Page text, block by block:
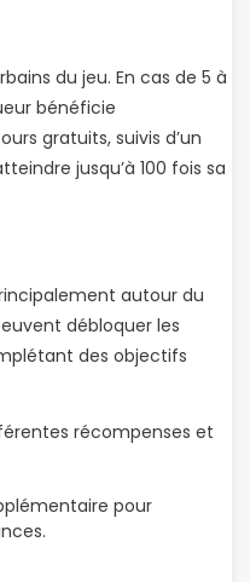
du jeu. En cas de 5 à
bénéficie
gratuits, suivis d’un
jusqu’à 100 fois sa
autour du
débloquer les
des objectifs
récompenses et
pour